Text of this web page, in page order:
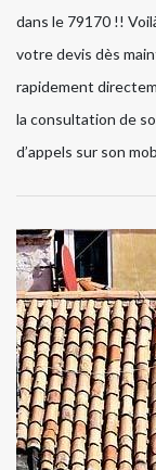
dans le 79170 !!
votre devis dès
rapidement
la consultation de
d’appels sur son